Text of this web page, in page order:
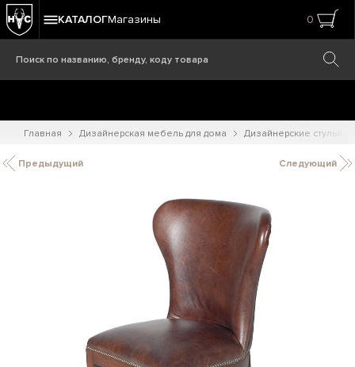
КАТАЛОГМагазины 0
Главная Дизайнерская мебель для дома Дизайнерские стулья
Предыдущий Следующий